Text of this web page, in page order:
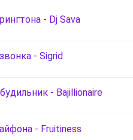
- Dj Sava
- Sigrid
- Bajillionaire
- Fruitiness